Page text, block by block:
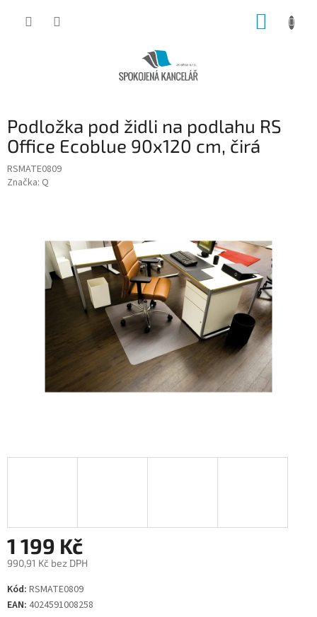
Podložka pod židli na podlahu RS
Office Ecoblue 90x120 cm, čirá
RSMATE0809
Značka: Q
1 199 Kč
990,91 Kč bez DPH
Měrná
cena:
Kód: RSMATE0809
EAN: 4024591008258